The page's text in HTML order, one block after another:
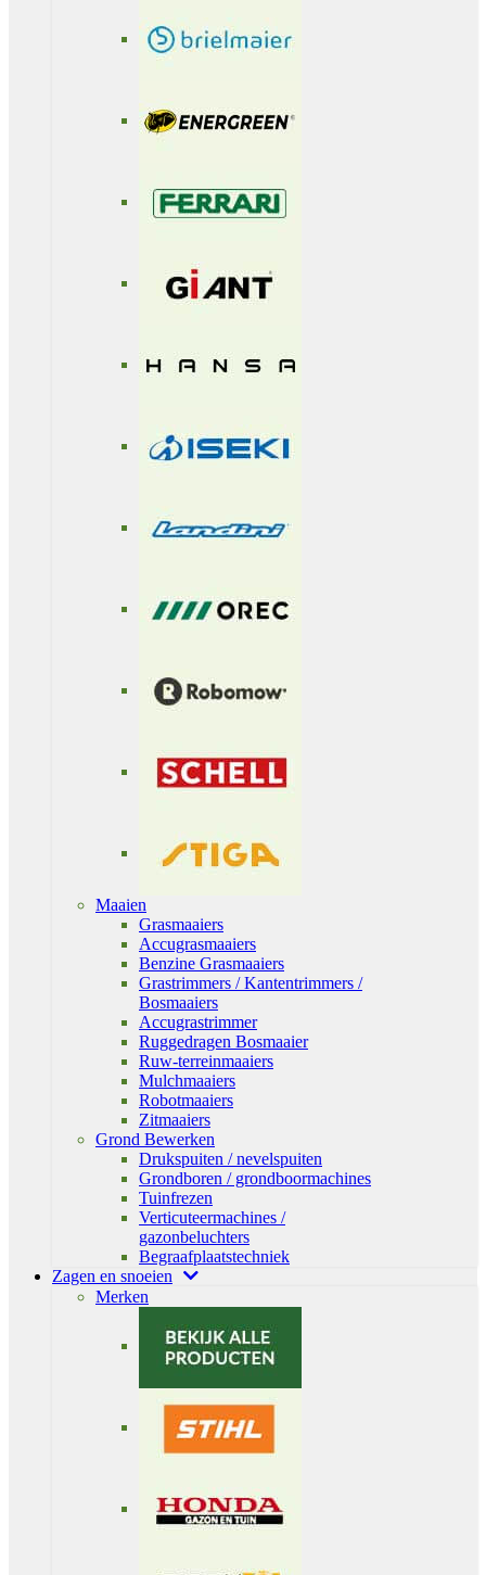
Maaien
Grasmaaiers
Accugrasmaaiers
Benzine Grasmaaiers
Grastrimmers / Kantentrimmers /
Bosmaaiers
Accugrastrimmer
Ruggedragen Bosmaaier
Ruw-terreinmaaiers
Mulchmaaiers
Robotmaaiers
Zitmaaiers
Grond Bewerken
Drukspuiten / nevelspuiten
Grondboren / grondboormachines
Tuinfrezen
Verticuteermachines /
gazonbeluchters
Begraafplaatstechniek
Zagen en snoeien
Merken